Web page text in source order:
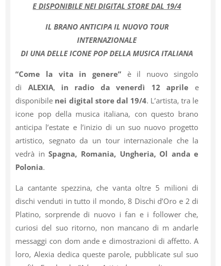
E DISPONIBILE NEI DIGITAL STORE DAL 19/4
IL BRANO ANTICIPA IL NUOVO TOUR
INTERNAZIONALE
DI UNA DELLE ICONE POP DELLA MUSICA ITALIANA
“Come la vita in genere”è il nuovo singolo
di ALEXIA, in radio da venerdì 12 aprile e
disponibile nei digital store dal 19/4. L’artista, tra le
icone pop della musica italiana, con questo brano
anticipa l’estate e l’inizio di un suo nuovo progetto
artistico, segnato da un tour internazionale che la
vedrà in Spagna, Romania, Ungheria, Ol anda e
Polonia.
La cantante spezzina, che vanta oltre 5 milioni di
dischi venduti in tutto il mondo, 8 Dischi d’Oro e 2 di
Platino, sorprende di nuovo i fan e i follower che,
curiosi del suo ritorno, non mancano di m andarle
messaggi con dom ande e dimostrazioni di affetto. A
loro, Alexia dedica queste parole, pubblicate sul suo